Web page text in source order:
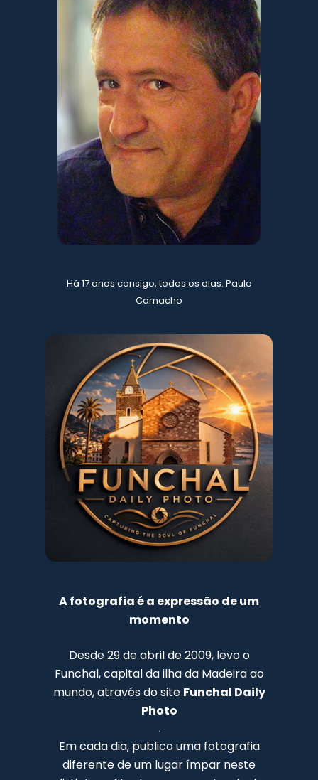
Há 17 anos consigo, todos os dias. Paulo
Camacho
A fotografia é a expressão de um
momento
Desde 29 de abril de 2009, levo o
Funchal, capital da ilha da Madeira ao
mundo, através do site Funchal Daily
Photo
.
Em cada dia, publico uma fotografia
diferente de um lugar ímpar neste